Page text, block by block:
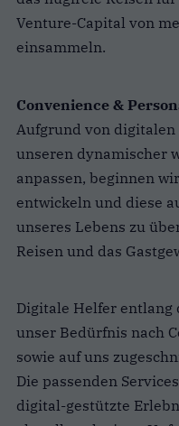
Venture-Capital von
einsammeln.
Convenience &
Aufgrund von
unseren dynamischer
anpassen, beginnen
entwickeln und diese
unseres Lebens zu
Reisen und das
Digitale Helfer entlang
unser Bedürfnis nach
sowie auf uns
Die passenden
digital-gestützte